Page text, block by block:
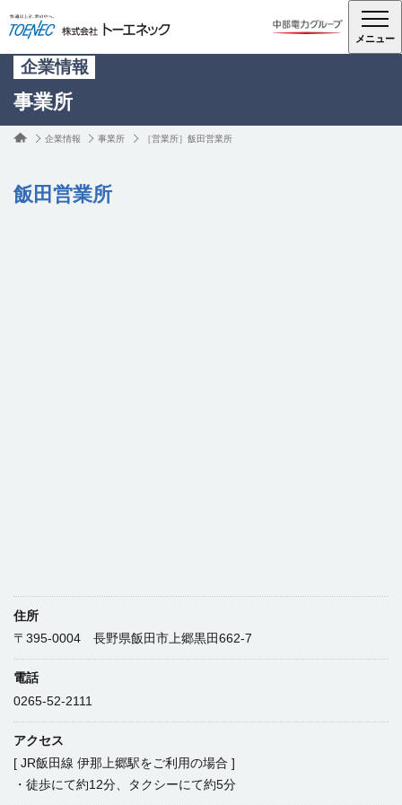
メニュー
企業情報
事業所
企業情報 事業所 ［営業所］飯田営業所
飯田営業所
住所
〒395-0004 長野県飯田市上郷黒田662-7
電話
0265-52-2111
アクセス
[ JR飯田線 伊那上郷駅をご利用の場合 ]
・徒歩にて約12分、タクシーにて約5分